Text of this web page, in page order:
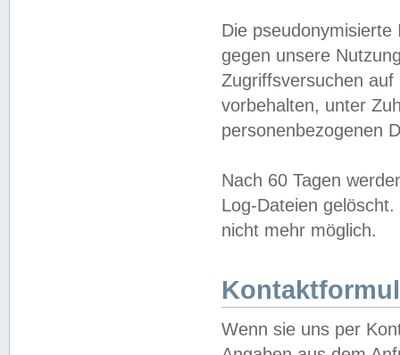
Die
gegen unsere
Zugriffsversuchen
vorbehalten, unter
personenbezogenen
Nach 60 Tagen
Log-Dateien
nicht mehr möglich.
Wenn sie uns per